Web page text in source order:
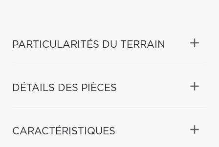
PARTICULARITÉS DU TERRAIN
DÉTAILS DES PIÈCES
CARACTÉRISTIQUES